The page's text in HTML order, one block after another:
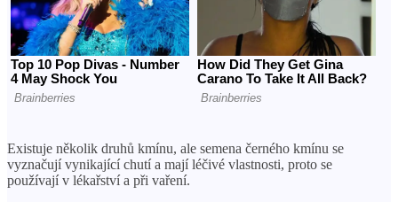
Existuje několik druhů kmínu, ale semena černého kmínu se
vyznačují vynikající chutí a mají léčivé vlastnosti, proto se
používají v lékařství a při vaření.